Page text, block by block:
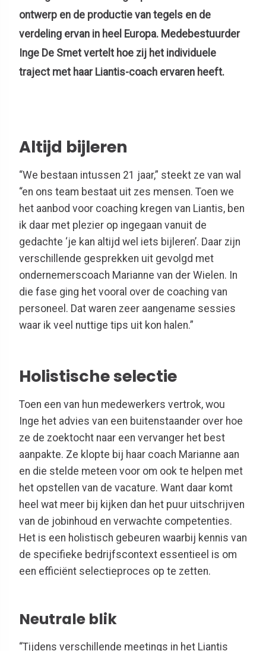
ontwerp en de productie van tegels en de
verdeling ervan in heel Europa. Medebestuurder
Inge De Smet vertelt hoe zij het individuele
traject met haar Liantis-coach ervaren heeft.
Altijd bijleren
“We bestaan intussen 21 jaar,” steekt ze van wal
“en ons team bestaat uit zes mensen. Toen we
het aanbod voor coaching kregen van Liantis, ben
ik daar met plezier op ingegaan vanuit de
gedachte ‘je kan altijd wel iets bijleren’. Daar zijn
verschillende gesprekken uit gevolgd met
ondernemerscoach Marianne van der Wielen. In
die fase ging het vooral over de coaching van
personeel. Dat waren zeer aangename sessies
waar ik veel nuttige tips uit kon halen.”
Holistische selectie
Toen een van hun medewerkers vertrok, wou
Inge het advies van een buitenstaander over hoe
ze de zoektocht naar een vervanger het best
aanpakte. Ze klopte bij haar coach Marianne aan
en die stelde meteen voor om ook te helpen met
het opstellen van de vacature. Want daar komt
heel wat meer bij kijken dan het puur uitschrijven
van de jobinhoud en verwachte competenties.
Het is een holistisch gebeuren waarbij kennis van
de specifieke bedrijfscontext essentieel is om
een efficiënt selectieproces op te zetten.
Neutrale blik
“Tijdens verschillende meetings in het Liantis